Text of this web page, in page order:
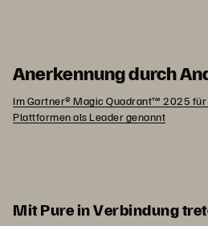
Anerkennung durch
Im Gartner® Magic Quadrant™ 2025
Plattformen als Leader genannt
Mit Pure in Verbindung